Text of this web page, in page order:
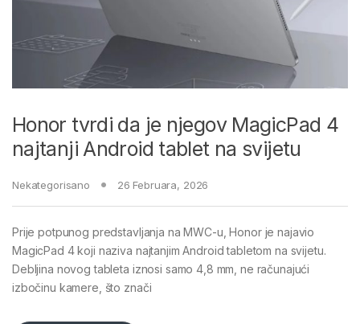
Honor tvrdi da je njegov MagicPad 4
najtanji Android tablet na svijetu
Nekategorisano 26 Februara, 2026
Prije potpunog predstavljanja na MWC-u, Honor je najavio
MagicPad 4 koji naziva najtanjim Android tabletom na svijetu.
Debljina novog tableta iznosi samo 4,8 mm, ne računajući
izbočinu kamere, što znači